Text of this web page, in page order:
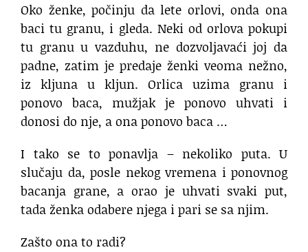
Oko ženke, počinju da lete orlovi, onda ona
baci tu granu, i gleda. Neki od orlova pokupi
tu granu u vazduhu, ne dozvoljavaći joj da
padne, zatim je predaje ženki veoma nežno,
iz kljuna u kljun. Orlica uzima granu i
ponovo baca, mužjak je ponovo uhvati i
donosi do nje, a ona ponovo baca …
I tako se to ponavlja – nekoliko puta. U
slučaju da, posle nekog vremena i ponovnog
bacanja grane, a orao je uhvati svaki put,
tada ženka odabere njega i pari se sa njim.
Zašto ona to radi?